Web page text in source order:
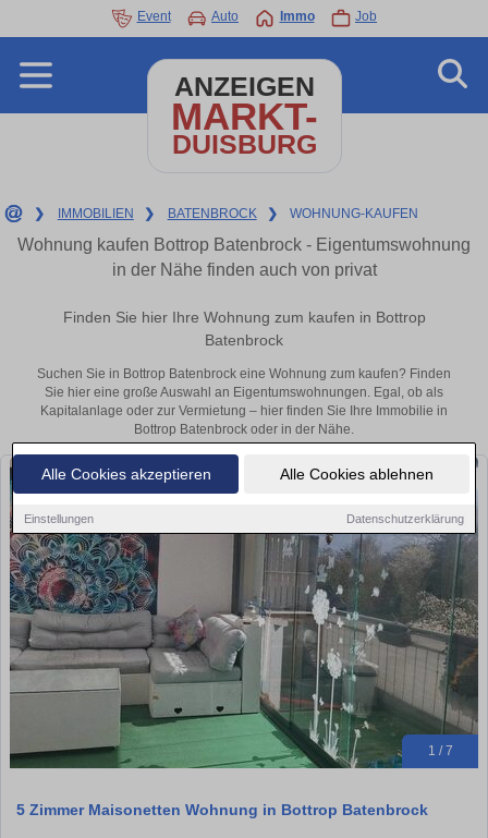
Alle Cookies akzeptieren Alle Cookies ablehnen
Einstellungen Datenschutzerklärung
Event Auto Immo Job
ANZEIGEN
MARKT-
DUISBURG
❯ IMMOBILIEN ❯ BATENBROCK ❯ WOHNUNG-KAUFEN
Wohnung kaufen Bottrop Batenbrock - Eigentumswohnung
in der Nähe finden auch von privat
Finden Sie hier Ihre Wohnung zum kaufen in Bottrop
Batenbrock
Suchen Sie in Bottrop Batenbrock eine Wohnung zum kaufen? Finden
Sie hier eine große Auswahl an Eigentumswohnungen. Egal, ob als
Kapitalanlage oder zur Vermietung – hier finden Sie Ihre Immobilie in
Bottrop Batenbrock oder in der Nähe.
1 / 7
5 Zimmer Maisonetten Wohnung in Bottrop Batenbrock